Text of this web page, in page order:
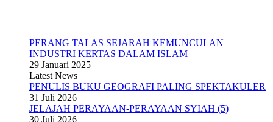
PERANG TALAS SEJARAH KEMUNCULAN
INDUSTRI KERTAS DALAM ISLAM
29 Januari 2025
Latest News
PENULIS BUKU GEOGRAFI PALING SPEKTAKULER
31 Juli 2026
JELAJAH PERAYAAN-PERAYAAN SYIAH (5)
30 Juli 2026